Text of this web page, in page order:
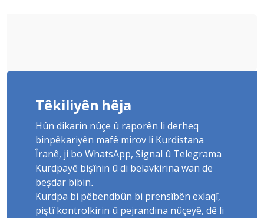
Têkiliyên hêja
Hûn dikarin nûçe û raporên li derheq
binpêkariyên mafê mirov li Kurdistana
Îranê, ji bo WhatsApp, Signal û Telegrama
Kurdpayê bişînin û di belavkirina wan de
beşdar bibin.
Kurdpa bi pêbendbûn bi prensîbên exlaqî,
piştî kontrolkirin û pejrandina nûçeyê, dê li